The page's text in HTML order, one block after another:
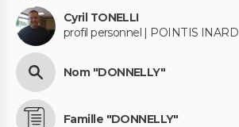
Cyril TONELLI
profil personnel | POINTIS INARD
Nom "DONNELLY"
Famille "DONNELLY"